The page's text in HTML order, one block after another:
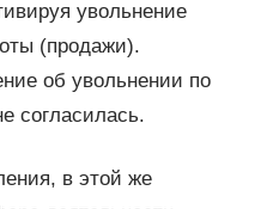
увольнение
(продажи).
об увольнении по
согласилась.
в этой же